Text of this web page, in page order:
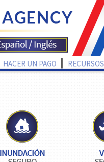
HACER UN PAGO RECURSOS